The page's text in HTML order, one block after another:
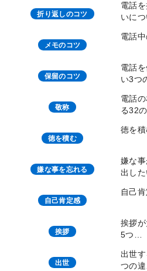
折り返しのコツ
電話
いに
メモのコツ
電話
保留のコツ
電話
い3つ
敬称
電話
る32
徳を積む
徳を
嫌な事を忘れる
嫌な
出し
自己肯定感
自己
挨拶
挨拶
5つ…
出世
出世
つの違